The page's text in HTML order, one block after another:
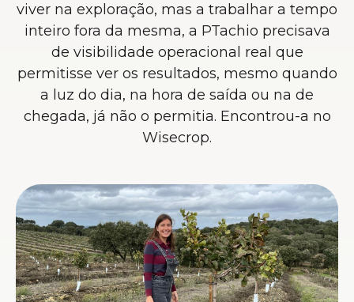
viver na exploração, mas a trabalhar a tempo
inteiro fora da mesma, a PTachio precisava
de visibilidade operacional real que
permitisse ver os resultados, mesmo quando
a luz do dia, na hora de saída ou na de
chegada, já não o permitia. Encontrou-a no
Wisecrop.